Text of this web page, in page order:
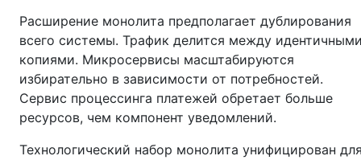
Расширение монолита предполагает дублирования
всего системы. Трафик делится между
копиями. Микросервисы масштабируются
избирательно в зависимости от потребностей.
Сервис процессинга платежей обретает больше
ресурсов, чем компонент уведомлений.
Технологический набор монолита унифицирован